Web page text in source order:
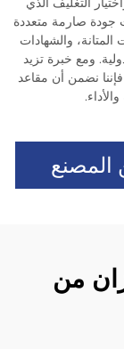
جودة صارمة متعددة
والشهادات
ومع خبرة تزيد
فإننا نضمن أن مقاعد
من